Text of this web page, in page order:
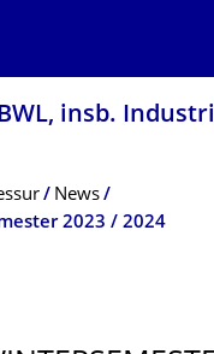
insb.
News
2023 / 2024